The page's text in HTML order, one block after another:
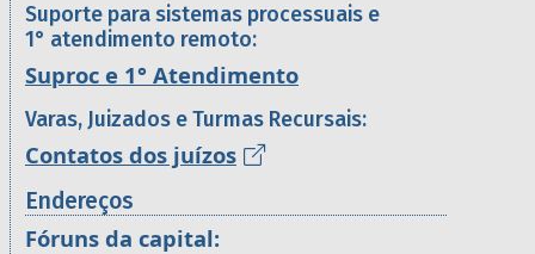
Suporte para sistemas processuais e
1° atendimento remoto:
Suproc e 1° Atendimento
Varas, Juizados e Turmas Recursais:
Contatos dos juízos
Endereços
Fóruns da capital: